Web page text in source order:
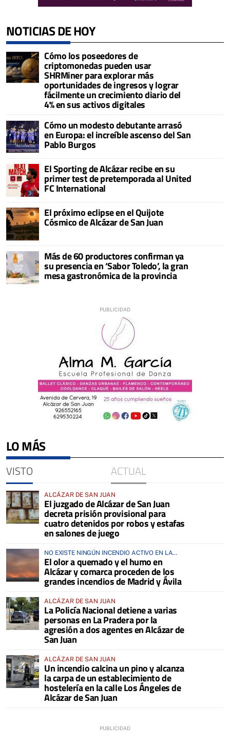
NOTICIAS DE HOY
Cómo los poseedores de
criptomonedas pueden usar
SHRMiner para explorar más
oportunidades de ingresos y lograr
fácilmente un crecimiento diario del
4% en sus activos digitales
Cómo un modesto debutante arrasó
en Europa: el increíble ascenso del San
Pablo Burgos
El Sporting de Alcázar recibe en su
primer test de pretemporada al United
FC International
El próximo eclipse en el Quijote
Cósmico de Alcázar de San Juan
Más de 60 productores confirman ya
su presencia en ‘Sabor Toledo’, la gran
mesa gastronómica de la provincia
LO MÁS
VISTO ACTUAL
ALCÁZAR DE SAN JUAN
El juzgado de Alcázar de San Juan
decreta prisión provisional para
cuatro detenidos por robos y estafas
en salones de juego
NO EXISTE NINGÚN INCENDIO ACTIVO EN LA
COMARCA
El olor a quemado y el humo en
Alcázar y comarca proceden de los
grandes incendios de Madrid y Ávila
ALCÁZAR DE SAN JUAN
La Policía Nacional detiene a varias
personas en La Pradera por la
agresión a dos agentes en Alcázar de
San Juan
ALCÁZAR DE SAN JUAN
Un incendio calcina un pino y alcanza
la carpa de un establecimiento de
hostelería en la calle Los Ángeles de
Alcázar de San Juan